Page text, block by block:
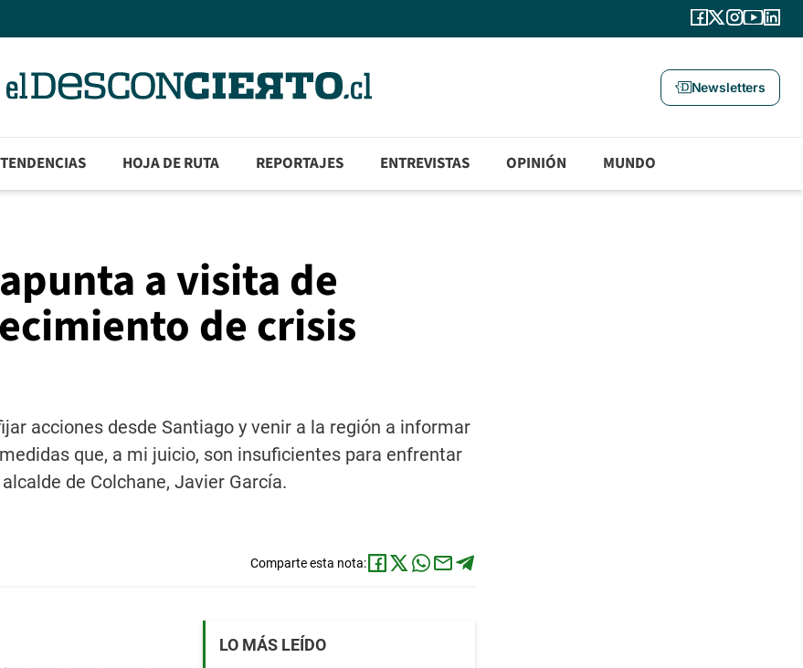
Newsletters
TENDENCIAS HOJA DE RUTA REPORTAJES ENTREVISTAS OPINIÓN MUNDO
a visita de
de crisis
acciones desde Santiago y venir a la región a informar
que, a mi juicio, son insuficientes para enfrentar
de Colchane, Javier García.
Comparte esta nota:
LO MÁS LEÍDO